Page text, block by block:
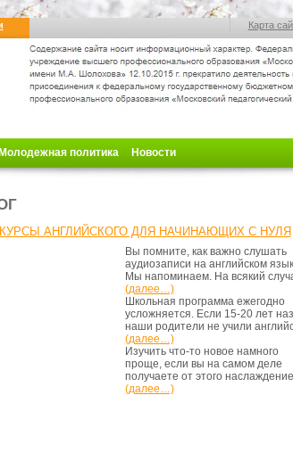
Карта
Молодежная политика Новости
АНГЛИЙСКОГО ДЛЯ НАЧИНАЮЩИХ С НУЛЯ
Вы помните, как важно слушать
аудиозаписи на английском
Мы напоминаем. На всякий
(далее…)
Школьная программа ежегодно
усложняется. Если 15-20 лет
наши родители не учили
(далее…)
Изучить что-то новое намного
проще, если вы на самом деле
получаете от этого
(далее…)